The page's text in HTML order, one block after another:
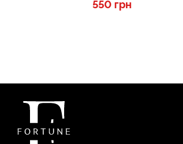
550 грн